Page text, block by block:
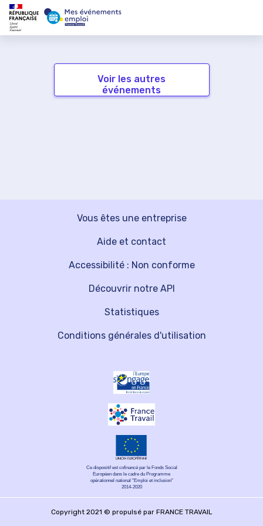
Voir les autres
événements
Vous êtes une entreprise
Découvrir notre API
Aide et contact
Statistiques
Accessibilité : Non conforme
Conditions générales d'utilisation
Ce dispositif est cofinancé par le Fonds Social
Européen dans le cadre du Programme
opérationnel national "Emploi et inclusion"
2014-2020
Copyright 2021 © propulsé par FRANCE TRAVAIL